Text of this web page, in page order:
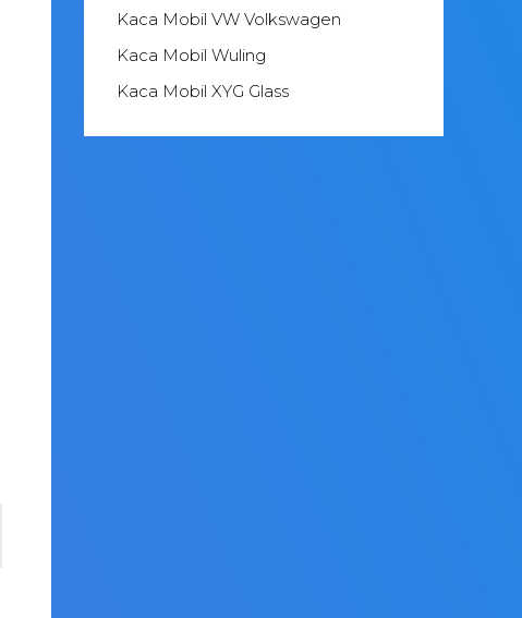
Kaca Mobil VW Volkswagen
Kaca Mobil Wuling
Kaca Mobil XYG Glass